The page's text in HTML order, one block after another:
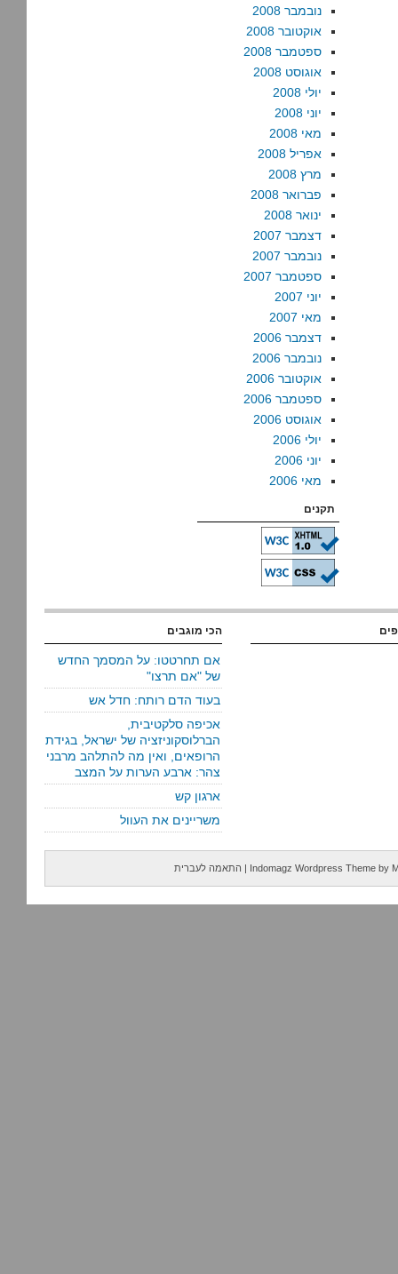
נובמבר 2008
אוקטובר 2008
ספטמבר 2008
אוגוסט 2008
יולי 2008
יוני 2008
מאי 2008
אפריל 2008
מרץ 2008
פברואר 2008
ינואר 2008
דצמבר 2007
נובמבר 2007
ספטמבר 2007
יוני 2007
מאי 2007
דצמבר 2006
נובמבר 2006
אוקטובר 2006
ספטמבר 2006
אוגוסט 2006
יולי 2006
יוני 2006
מאי 2006
תקנים
הכי מוגבים
אם תחרטטו: על המסמך החדש
של "אם תרצו"
בעוד הדם רותח: חדל אש
אכיפה סלקטיבית,
הברלוסקוניזציה של ישראל, בגידת
הרופאים, ואין מה להתלהב מרבני
צהר: ארבע הערות על המצב
ארגון קש
משריינים את העוול
Indomagz Wordpress Theme by
| התאמה לעברית